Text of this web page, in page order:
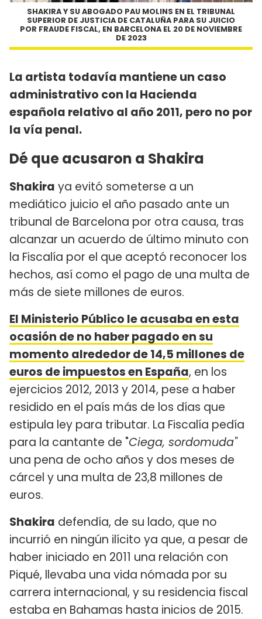
SHAKIRA Y SU ABOGADO PAU MOLINS EN EL TRIBUNAL
SUPERIOR DE JUSTICIA DE CATALUÑA PARA SU JUICIO
POR FRAUDE FISCAL, EN BARCELONA EL 20 DE NOVIEMBRE
DE 2023
La artista todavía mantiene un caso
administrativo con la Hacienda
española relativo al año 2011, pero no por
la vía penal.
Dé que acusaron a Shakira
Shakira ya evitó someterse a un
mediático juicio el año pasado ante un
tribunal de Barcelona por otra causa, tras
alcanzar un acuerdo de último minuto con
la Fiscalía por el que aceptó reconocer los
hechos, así como el pago de una multa de
más de siete millones de euros.
El Ministerio Público le acusaba en esta
ocasión de no haber pagado en su
momento alrededor de 14,5 millones de
euros de impuestos en España, en los
ejercicios 2012, 2013 y 2014, pese a haber
residido en el país más de los días que
estipula ley para tributar. La Fiscalía pedía
para la cantante de "Ciega, sordomuda"
una pena de ocho años y dos meses de
cárcel y una multa de 23,8 millones de
euros.
Shakira defendía, de su lado, que no
incurrió en ningún ilícito ya que, a pesar de
haber iniciado en 2011 una relación con
Piqué, llevaba una vida nómada por su
carrera internacional, y su residencia fiscal
estaba en Bahamas hasta inicios de 2015.